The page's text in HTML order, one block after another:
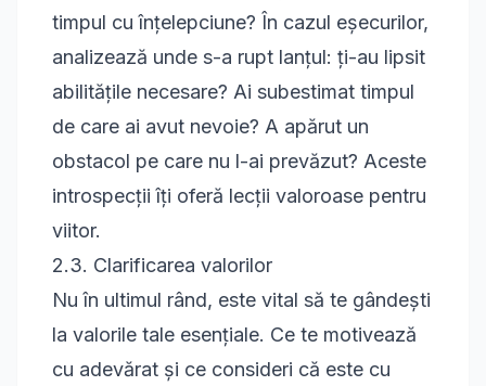
timpul cu înțelepciune? În cazul eșecurilor,
analizează unde s-a rupt lanțul: ți-au lipsit
abilitățile necesare? Ai subestimat timpul
de care ai avut nevoie? A apărut un
obstacol pe care nu l-ai prevăzut? Aceste
introspecții îți oferă lecții valoroase pentru
viitor.
2.3. Clarificarea valorilor
Nu în ultimul rând, este vital să te gândești
la valorile tale esențiale. Ce te motivează
cu adevărat și ce consideri că este cu